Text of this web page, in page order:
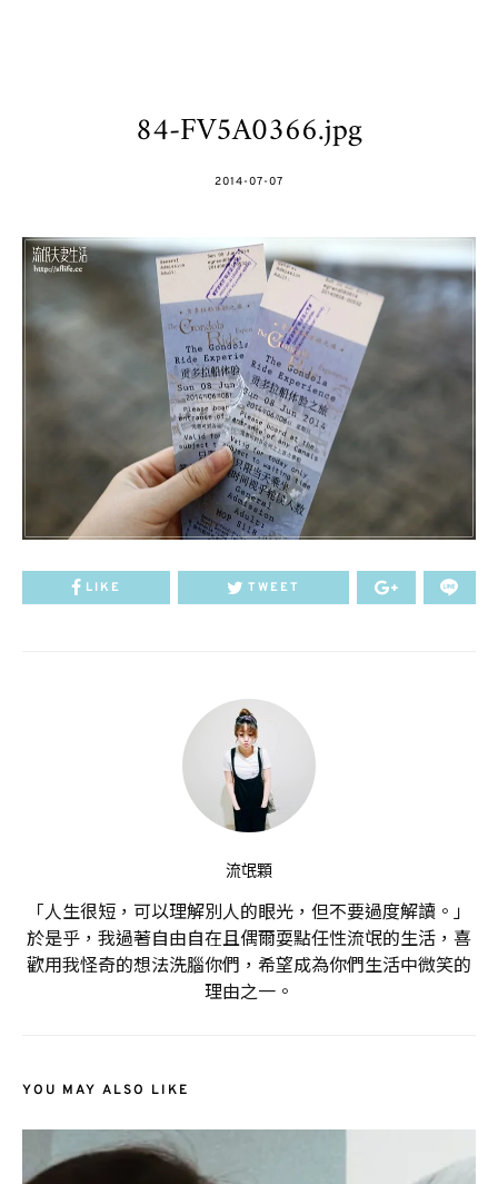
84-FV5A0366.jpg
POSTED
2014-07-07
LIKE TWEET
流氓顆
「人生很短，可以理解別人的眼光，但不要過度解讀。」
於是乎，我過著自由自在且偶爾耍點任性流氓的生活，喜
歡用我怪奇的想法洗腦你們，希望成為你們生活中微笑的
理由之一。
YOU MAY ALSO LIKE